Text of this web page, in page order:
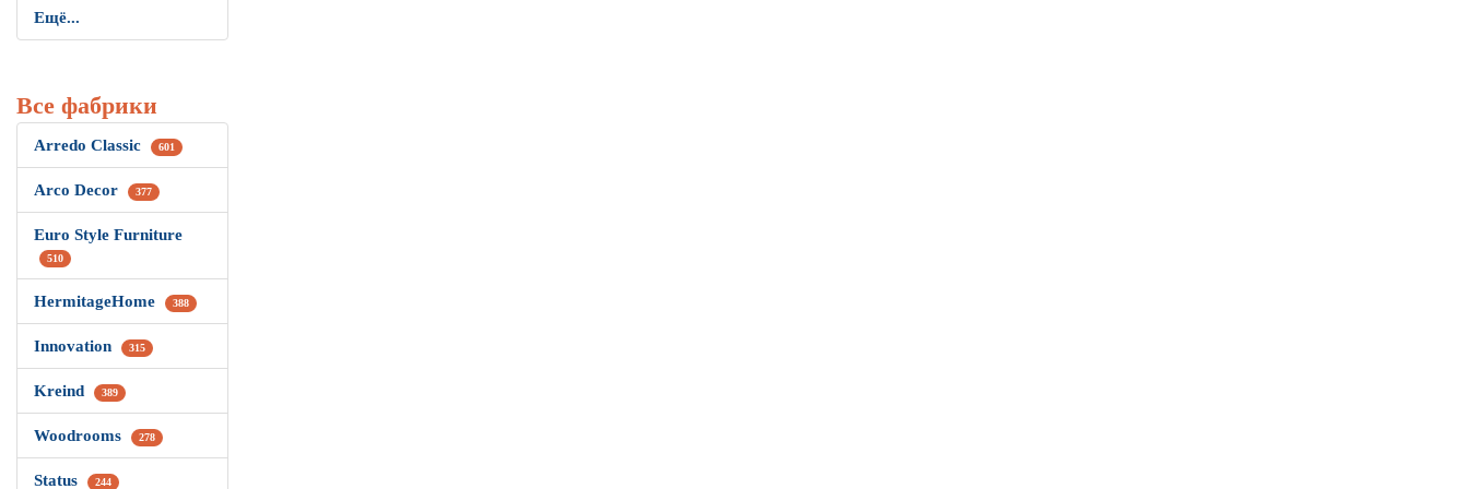
Ещё...
Все фабрики
Arredo Classic 601
Arco Decor 377
Euro Style Furniture
510
HermitageHome 388
Innovation 315
Kreind 389
Woodrooms 278
Status 244